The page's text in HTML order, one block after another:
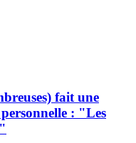
fait une
: "Les